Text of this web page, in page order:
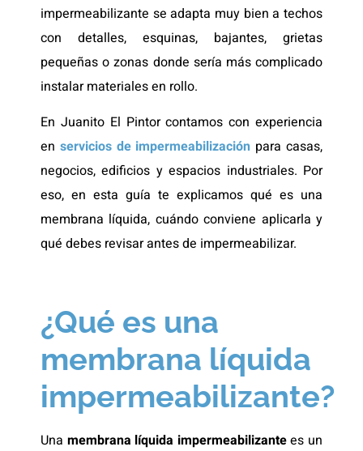
impermeabilizante se adapta muy bien a techos
con detalles, esquinas, bajantes, grietas
pequeñas o zonas donde sería más complicado
instalar materiales en rollo.
En Juanito El Pintor contamos con experiencia
en servicios de impermeabilización para casas,
negocios, edificios y espacios industriales. Por
eso, en esta guía te explicamos qué es una
membrana líquida, cuándo conviene aplicarla y
qué debes revisar antes de impermeabilizar.
¿Qué es una
membrana líquida
impermeabilizante?
Una membrana líquida impermeabilizantees un